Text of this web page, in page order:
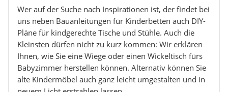
Wer auf der Suche nach Inspirationen ist, der findet bei
uns neben Bauanleitungen für Kinderbetten auch DIY-
Pläne für kindgerechte Tische und Stühle. Auch die
Kleinsten dürfen nicht zu kurz kommen: Wir erklären
Ihnen, wie Sie eine Wiege oder einen Wickeltisch fürs
Babyzimmer herstellen können. Alternativ können Sie
alte Kindermöbel auch ganz leicht umgestalten und in